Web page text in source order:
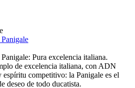
Pura excelencia italiana.
de excelencia italiana, con ADN
espíritu competitivo: la Panigale es el
deseo de todo ducatista.